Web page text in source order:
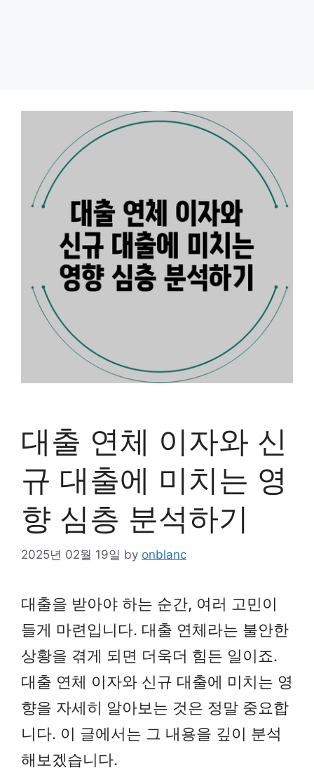
대출 연체 이자와 신
규 대출에 미치는 영
향 심층 분석하기
2025년 02월 19일 by onblanc
대출을 받아야 하는 순간, 여러 고민이
들게 마련입니다. 대출 연체라는 불안한
상황을 겪게 되면 더욱더 힘든 일이죠.
대출 연체 이자와 신규 대출에 미치는 영
향을 자세히 알아보는 것은 정말 중요합
니다. 이 글에서는 그 내용을 깊이 분석
해보겠습니다.